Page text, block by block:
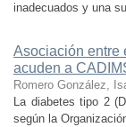
inadecuados y una
Asociación entre
acuden a
Romero González,
La diabetes tipo 2
según la